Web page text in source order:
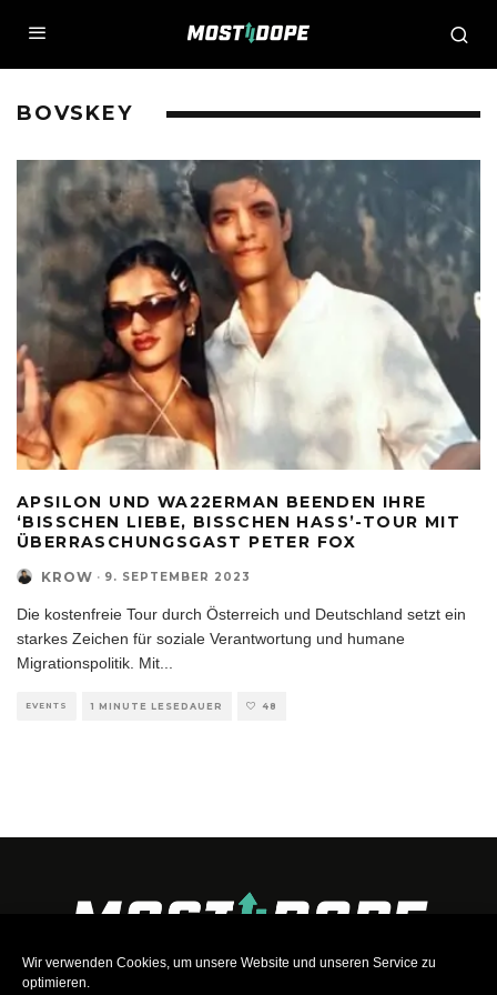
Wir verwenden Cookies, um unsere Website und unseren Service zu
optimieren.
BOVSKEY
APSILON UND WA22ERMAN BEENDEN IHRE
‘BISSCHEN LIEBE, BISSCHEN HASS’-TOUR MIT
ÜBERRASCHUNGSGAST PETER FOX
KROW · 9. SEPTEMBER 2023
Die kostenfreie Tour durch Österreich und Deutschland setzt ein
starkes Zeichen für soziale Verantwortung und humane
Migrationspolitik. Mit
EVENTS 1 MINUTE LESEDAUER 48